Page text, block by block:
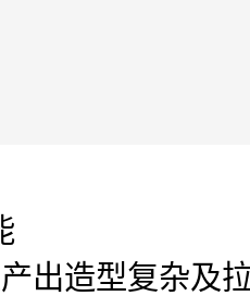
出造型复杂及